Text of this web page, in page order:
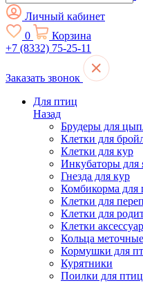
Личный кабинет
0
Корзина
+7 (8332) 75-25-11
Заказать звонок
Для птиц
Назад
Брудеры для
Клетки для
Клетки для кур
Инкубаторы для
Гнезда для кур
Комбикорма для
Клетки для
Клетки для
Клетки
Кольца
Кормушки для
Курятники
Поилки для птиц